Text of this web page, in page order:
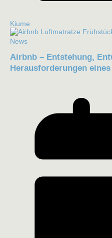
Kiume
News
Airbnb – Entstehung,
Herausforderungen